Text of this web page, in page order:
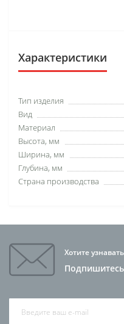
Характеристики
Тип изделия
Вид
Материал
Высота, мм
Ширина, мм
Глубина, мм
Страна производства
Хотите